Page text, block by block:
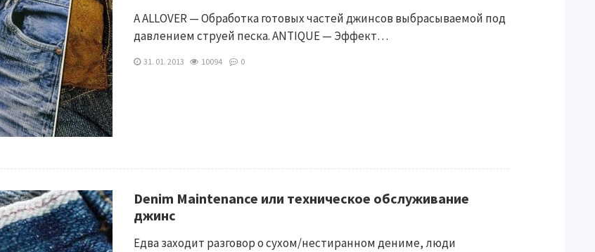
A ALLOVER — Обработка готовых частей джинсов выбрасываемой под
давлением струей песка. ANTIQUE — Эффект…
31. 01. 2013 10094 0
Denim Maintenance или техническое обслуживание
джинс
Едва заходит разговор о сухом/нестиранном дениме, люди